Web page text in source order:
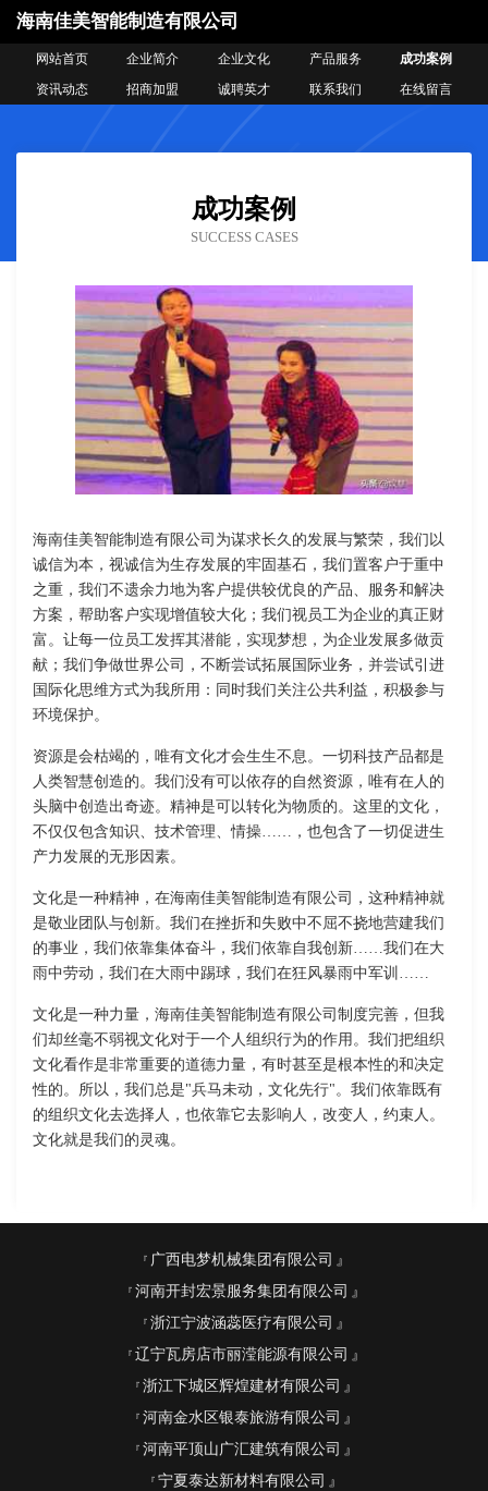
海南佳美智能制造有限公司
网站首页 企业简介 企业文化 产品服务
成功案例
资讯动态
招商加盟 诚聘英才 联系我们 在线留言
成功案例
SUCCESS CASES
海南佳美智能制造有限公司为谋求长久的发展与繁荣，我们以
诚信为本，视诚信为生存发展的牢固基石，我们置客户于重中
之重，我们不遗余力地为客户提供较优良的产品、服务和解决
方案，帮助客户实现增值较大化；我们视员工为企业的真正财
富。让每一位员工发挥其潜能，实现梦想，为企业发展多做贡
献；我们争做世界公司，不断尝试拓展国际业务，并尝试引进
国际化思维方式为我所用：同时我们关注公共利益，积极参与
环境保护。
资源是会枯竭的，唯有文化才会生生不息。一切科技产品都是
人类智慧创造的。我们没有可以依存的自然资源，唯有在人的
头脑中创造出奇迹。精神是可以转化为物质的。这里的文化，
不仅仅包含知识、技术管理、情操……，也包含了一切促进生
产力发展的无形因素。
文化是一种精神，在海南佳美智能制造有限公司，这种精神就
是敬业团队与创新。我们在挫折和失败中不屈不挠地营建我们
的事业，我们依靠集体奋斗，我们依靠自我创新……我们在大
雨中劳动，我们在大雨中踢球，我们在狂风暴雨中军训……
文化是一种力量，海南佳美智能制造有限公司制度完善，但我
们却丝毫不弱视文化对于一个人组织行为的作用。我们把组织
文化看作是非常重要的道德力量，有时甚至是根本性的和决定
性的。所以，我们总是"兵马未动，文化先行"。我们依靠既有
的组织文化去选择人，也依靠它去影响人，改变人，约束人。
文化就是我们的灵魂。
广西电梦机械集团有限公司
河南开封宏景服务集团有限公司
浙江宁波涵蕊医疗有限公司
辽宁瓦房店市丽滢能源有限公司
浙江下城区辉煌建材有限公司
河南金水区银泰旅游有限公司
河南平顶山广汇建筑有限公司
宁夏泰达新材料有限公司